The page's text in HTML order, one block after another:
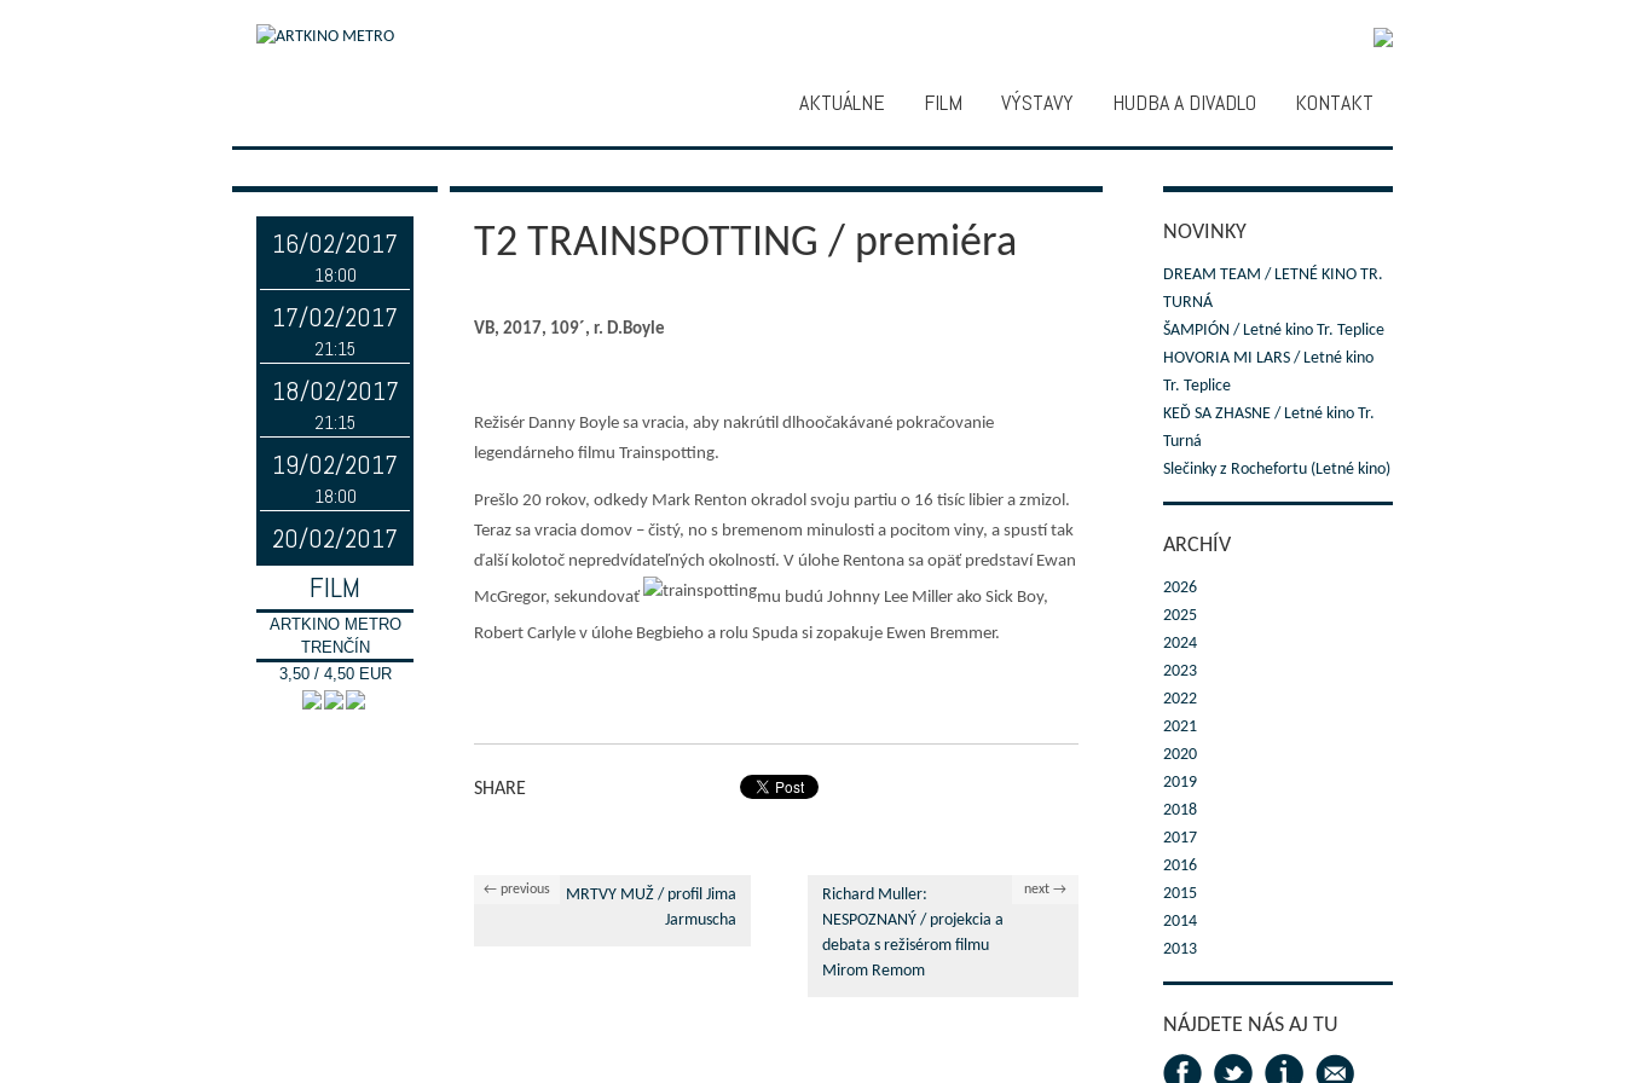
AKTUÁLNE FILM VÝSTAVY HUDBA A DIVADLO KONTAKT
16/02/2017
18:00
17/02/2017
21:15
18/02/2017
21:15
19/02/2017
18:00
20/02/2017
FILM
ARTKINO METRO
TRENČÍN
3,50 / 4,50 EUR
T2 TRAINSPOTTING / premiéra
VB, 2017, 109´, r. D.Boyle
Režisér Danny Boyle sa vracia, aby nakrútil dlhoočakávané pokračovanie
legendárneho filmu Trainspotting.
Prešlo 20 rokov, odkedy Mark Renton okradol svoju partiu o 16 tisíc libier a zmizol.
Teraz sa vracia domov – čistý, no s bremenom minulosti a pocitom viny, a spustí tak
ďalší kolotoč nepredvídateľných okolností. V úlohe Rentona sa opäť predstaví Ewan
McGregor, sekundovať
mu budú Johnny Lee Miller ako Sick Boy,
Robert Carlyle v úlohe Begbieho a rolu Spuda si zopakuje Ewen Bremmer.
SHARE
← previous
MRTVY MUŽ / profil Jima
Jarmuscha
next →
Richard Muller:
NESPOZNANÝ / projekcia a
debata s režisérom filmu
Mirom Remom
NOVINKY
DREAM TEAM / LETNÉ KINO TR.
TURNÁ
ŠAMPIÓN / Letné kino Tr. Teplice
HOVORIA MI LARS / Letné kino
Tr. Teplice
KEĎ SA ZHASNE / Letné kino Tr.
Turná
Slečinky z Rochefortu (Letné kino)
ARCHÍV
2026
2025
2024
2023
2022
2021
2020
2019
2018
2017
2016
2015
2014
2013
NÁJDETE NÁS AJ TU